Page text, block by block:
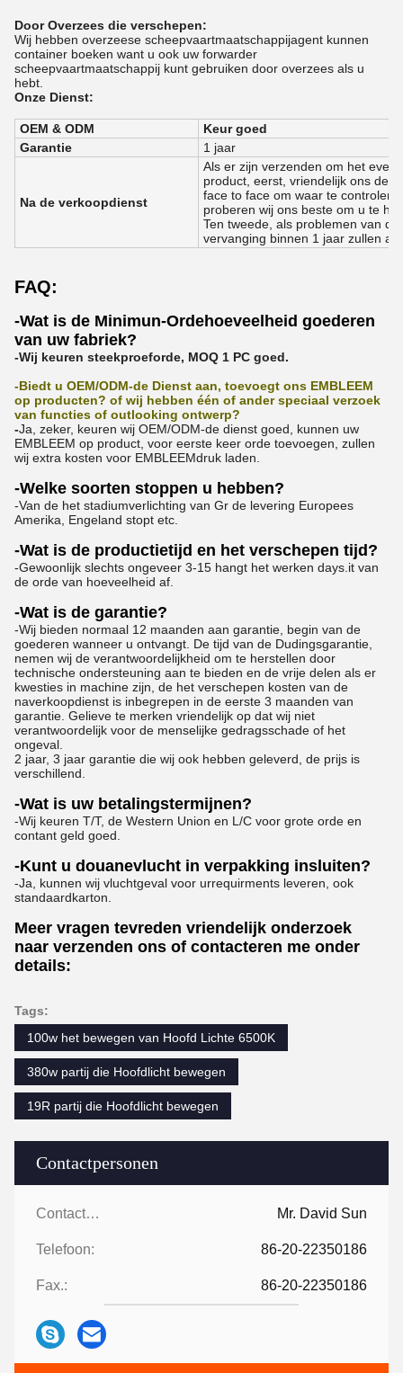
Contactpersonen
Contactpersonen: Mr. David Sun
Telefoon: 86-20-22350186
Fax.: 86-20-22350186
Door Overzees die verschepen:
Wij hebben overzeese scheepvaartmaatschappijagent kunnen
container boeken want u ook uw forwarder
scheepvaartmaatschappij kunt gebruiken door overzees als u
hebt.
Onze Dienst:
OEM & ODM
Keur goed
Garantie
1 jaar
Na de verkoopdienst
Als er zijn verzenden om het even
product, eerst, vriendelijk ons de
face to face om waar te
proberen wij ons beste om u te
Ten tweede, als problemen van
vervanging binnen 1 jaar zullen
FAQ:
-Wat is de Minimun-Ordehoeveelheid goederen
van uw fabriek?
-Wij keuren steekproeforde, MOQ 1 PC goed.
-Biedt u OEM/ODM-de Dienst aan, toevoegt ons EMBLEEM
op producten? of wij hebben één of ander speciaal verzoek
van functies of outlooking ontwerp?
-Ja, zeker, keuren wij OEM/ODM-de dienst goed, kunnen uw
EMBLEEM op product, voor eerste keer orde toevoegen, zullen
wij extra kosten voor EMBLEEMdruk laden.
-Welke soorten stoppen u hebben?
-Van de het stadiumverlichting van Gr de levering Europees
Amerika, Engeland stopt etc.
-Wat is de productietijd en het verschepen tijd?
-Gewoonlijk slechts ongeveer 3-15 hangt het werken days.it van
de orde van hoeveelheid af.
-Wat is de garantie?
-Wij bieden normaal 12 maanden aan garantie, begin van de
goederen wanneer u ontvangt. De tijd van de Dudingsgarantie,
nemen wij de verantwoordelijkheid om te herstellen door
technische ondersteuning aan te bieden en de vrije delen als er
kwesties in machine zijn, de het verschepen kosten van de
naverkoopdienst is inbegrepen in de eerste 3 maanden van
garantie. Gelieve te merken vriendelijk op dat wij niet
verantwoordelijk voor de menselijke gedragsschade of het
ongeval.
2 jaar, 3 jaar garantie die wij ook hebben geleverd, de prijs is
verschillend.
-Wat is uw betalingstermijnen?
-Wij keuren T/T, de Western Union en L/C voor grote orde en
contant geld goed.
-Kunt u douanevlucht in verpakking insluiten?
-Ja, kunnen wij vluchtgeval voor urrequirments leveren, ook
standaardkarton.
Meer vragen tevreden vriendelijk onderzoek
naar verzenden ons of contacteren me onder
details:
Tags:
100w het bewegen van Hoofd Lichte 6500K
380w partij die Hoofdlicht bewegen
19R partij die Hoofdlicht bewegen